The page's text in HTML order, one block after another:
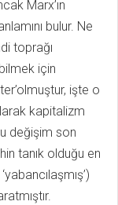
Marx’ın
bulur. Ne
toprağı
için
işte o
kapitalizm
değişim son
tanık olduğu en